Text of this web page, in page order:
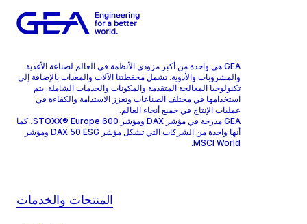
GEA هي واحدة من أكبر مزودي الأنظمة في العالم لصناعة الأغذية
والمشروبات والأدوية. تشمل محفظتنا الآلات والمعدات بالإضافة إلى
تكنولوجيا المعالجة المتقدمة والمكونات والخدمات الشاملة. يتم
استخدامها في مختلف الصناعات وتعزز الاستدامة والكفاءة في
عمليات الإنتاج في جميع أنحاء العالم.
GEA مدرجة في مؤشر DAX ومؤشر STOXX® Europe 600، كما
أنها واحدة من الشركات التي تشكل مؤشر DAX 50 ESG ومؤشر
MSCI World.
المنتجات والخدمات